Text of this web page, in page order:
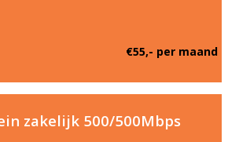
€55,- per maand
zakelijk 500/500Mbps